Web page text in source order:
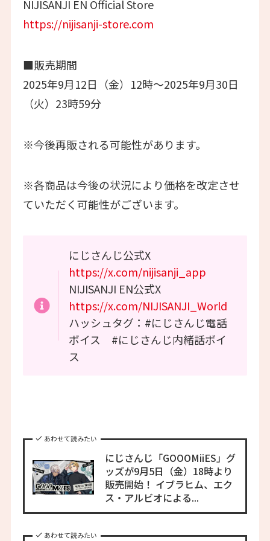
NIJISANJI EN Official Store
https://nijisanji-store.com
■販売期間
2025年9月12日（金）12時〜2025年9月30日
（火）23時59分
※今後再販される可能性があります。
※各商品は今後の状況により価格を改定させ
ていただく可能性がございます。
にじさんじ公式X
https://x.com/nijisanji_app
NIJISANJI EN公式X
https://x.com/NIJISANJI_World
ハッシュタグ：#にじさんじ電話
ボイス #にじさんじ内緒話ボイ
ス
あわせて読みたい
にじさんじ「GOOOMiiES」グ
ッズが9月5日（金）18時より
販売開始！ イブラヒム、エク
ス・アルビオによる...
あわせて読みたい